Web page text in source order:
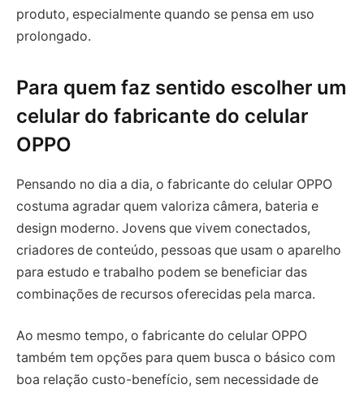
produto, especialmente quando se pensa em uso
prolongado.
Para quem faz sentido escolher um
celular do fabricante do celular
OPPO
Pensando no dia a dia, o fabricante do celular OPPO
costuma agradar quem valoriza câmera, bateria e
design moderno. Jovens que vivem conectados,
criadores de conteúdo, pessoas que usam o aparelho
para estudo e trabalho podem se beneficiar das
combinações de recursos oferecidas pela marca.
Ao mesmo tempo, o fabricante do celular OPPO
também tem opções para quem busca o básico com
boa relação custo-benefício, sem necessidade de